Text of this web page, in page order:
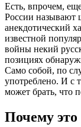
Есть, впрочем,
России называют
анекдотический
известной
войны некий
позициях
Само собой, по
употреблено. И с
может брать, что
Почему это